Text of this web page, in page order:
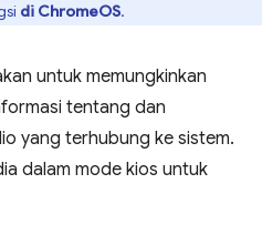
di ChromeOS.
untuk memungkinkan
tentang dan
yang terhubung ke sistem.
dalam mode kios untuk